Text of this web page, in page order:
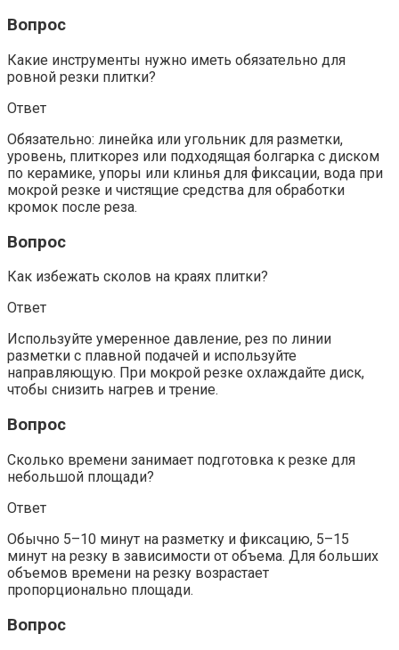
Вопрос
Какие инструменты нужно иметь обязательно для
ровной резки плитки?
Ответ
Обязательно: линейка или угольник для разметки,
уровень, плиткорез или подходящая болгарка с диском
по керамике, упоры или клинья для фиксации, вода при
мокрой резке и чистящие средства для обработки
кромок после реза.
Вопрос
Как избежать сколов на краях плитки?
Ответ
Используйте умеренное давление, рез по линии
разметки с плавной подачей и используйте
направляющую. При мокрой резке охлаждайте диск,
чтобы снизить нагрев и трение.
Вопрос
Сколько времени занимает подготовка к резке для
небольшой площади?
Ответ
Обычно 5–10 минут на разметку и фиксацию, 5–15
минут на резку в зависимости от объема. Для больших
объемов времени на резку возрастает
пропорционально площади.
Вопрос